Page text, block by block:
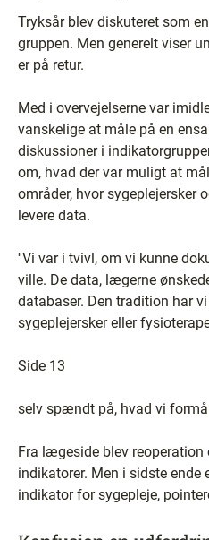
Tryksår blev diskuteret som
gruppen. Men generelt viser
er på retur.
Med i overvejelserne var
vanskelige at måle på en
diskussioner i
om, hvad der var muligt at
områder, hvor sygeplejersker
levere data.
''Vi var i tvivl, om vi kunne
ville. De data, lægerne
databaser. Den tradition har
sygeplejersker eller
Side 13
selv spændt på, hvad vi
Fra lægeside blev
indikatorer. Men i sidste ende
indikator for sygepleje,